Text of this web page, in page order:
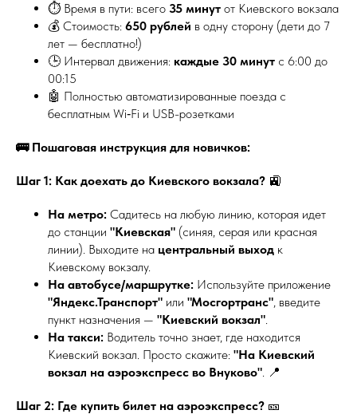
⏱️ Время в пути: всего 35 минут от Киевского вокзала
💰 Стоимость: 650 рублей в одну сторону (дети до 7
лет — бесплатно!)
🕒 Интервал движения: каждые 30 минут с 6:00 до
00:15
🤖 Полностью автоматизированные поезда с
бесплатным Wi‑Fi и USB-розетками
🚌 Пошаговая инструкция для новичков:
Шаг 1: Как доехать до Киевского вокзала? 🚉
На метро: Садитесь на любую линию, которая идет
до станции "Киевская" (синяя, серая или красная
линии). Выходите на центральный выход к
Киевскому вокзалу.
На автобусе/маршрутке: Используйте приложение
"Яндекс.Транспорт" или "Мосгортранс", введите
пункт назначения — "Киевский вокзал".
На такси: Водитель точно знает, где находится
Киевский вокзал. Просто скажите: "На Киевский
вокзал на аэроэкспресс во Внуково". 📍
Шаг 2: Где купить билет на аэроэкспресс? 🎫